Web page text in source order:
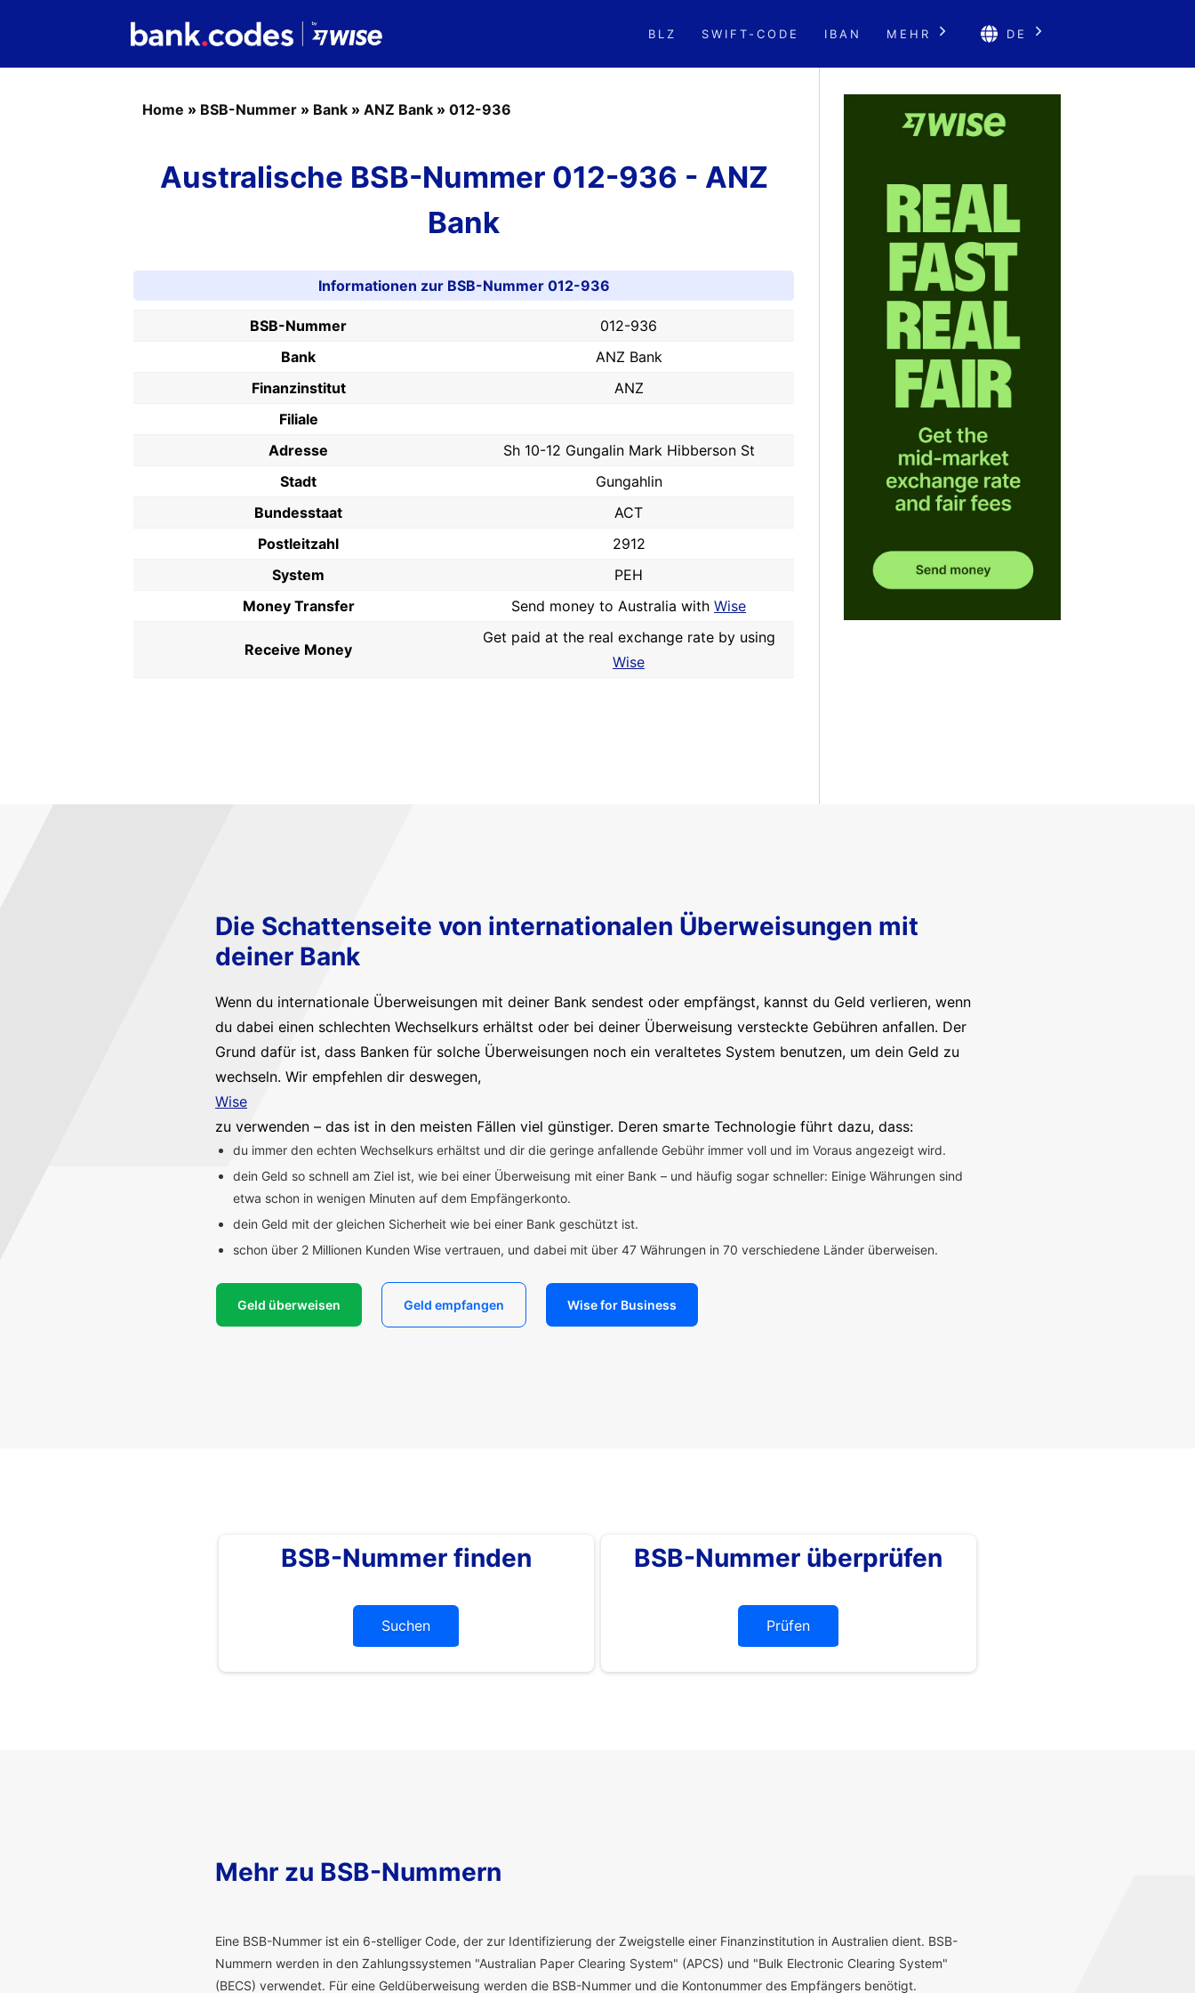
BLZ SWIFT-CODE IBAN MEHR DE
Home » BSB-Nummer » Bank » ANZ Bank » 012-936
Australische BSB-Nummer 012-936 - ANZ
Bank
Informationen zur BSB-Nummer 012-936
BSB-Nummer
012-936
Bank
ANZ Bank
Finanzinstitut
ANZ
Filiale
Adresse
Sh 10-12 Gungalin Mark Hibberson St
Stadt
Gungahlin
Bundesstaat
ACT
Postleitzahl
2912
System
PEH
Money Transfer
Send money to Australia with Wise
Receive Money
Get paid at the real exchange rate by using
Wise
Die Schattenseite von internationalen Überweisungen mit
deiner Bank
Wenn du internationale Überweisungen mit deiner Bank sendest oder empfängst, kannst du Geld verlieren, wenn
du dabei einen schlechten Wechselkurs erhältst oder bei deiner Überweisung versteckte Gebühren anfallen. Der
Grund dafür ist, dass Banken für solche Überweisungen noch ein veraltetes System benutzen, um dein Geld zu
wechseln. Wir empfehlen dir deswegen,
Wise
zu verwenden – das ist in den meisten Fällen viel günstiger. Deren smarte Technologie führt dazu, dass:
du immer den echten Wechselkurs erhältst und dir die geringe anfallende Gebühr immer voll und im Voraus angezeigt wird.
dein Geld so schnell am Ziel ist, wie bei einer Überweisung mit einer Bank – und häufig sogar schneller: Einige Währungen sind
etwa schon in wenigen Minuten auf dem Empfängerkonto.
dein Geld mit der gleichen Sicherheit wie bei einer Bank geschützt ist.
schon über 2 Millionen Kunden Wise vertrauen, und dabei mit über 47 Währungen in 70 verschiedene Länder überweisen.
Geld überweisen Geld empfangen Wise for Business
BSB-Nummer finden
Suchen
BSB-Nummer überprüfen
Prüfen
Mehr zu BSB-Nummern
Eine BSB-Nummer ist ein 6-stelliger Code, der zur Identifizierung der Zweigstelle einer Finanzinstitution in Australien dient. BSB-
Nummern werden in den Zahlungssystemen "Australian Paper Clearing System" (APCS) und "Bulk Electronic Clearing System"
(BECS) verwendet. Für eine Geldüberweisung werden die BSB-Nummer und die Kontonummer des Empfängers benötigt.